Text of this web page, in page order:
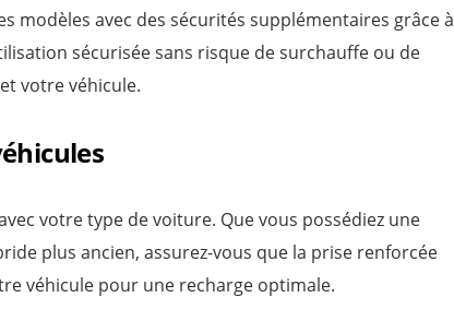
modèles avec des sécurités supplémentaires grâce à
sécurisée sans risque de surchauffe ou de
votre véhicule.
votre type de voiture. Que vous possédiez une
plus ancien, assurez-vous que la prise renforcée
véhicule pour une recharge optimale.